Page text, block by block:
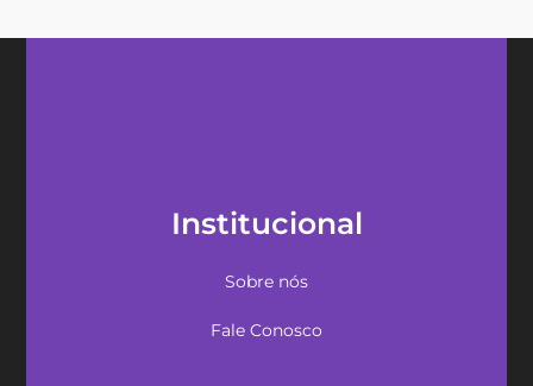
Institucional
Sobre nós
Fale Conosco